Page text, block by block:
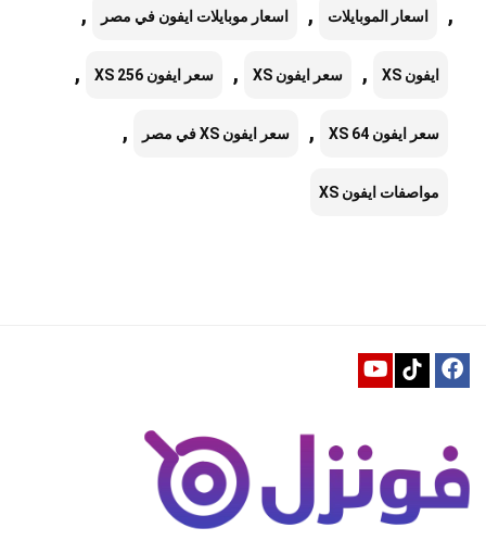
, اسعار الموبايلات , اسعار موبايلات ايفون في مصر ,
ايفون XS , سعر ايفون XS , سعر ايفون XS 256 ,
سعر ايفون XS 64 , سعر ايفون XS في مصر ,
مواصفات ايفون XS